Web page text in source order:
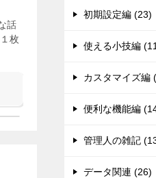
話
枚
初期設定編 (23)
使える小技編
カスタマイズ編
便利な機能編
管理人の雑記
データ関連 (26)